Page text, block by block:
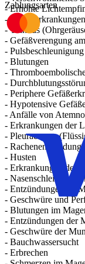
- Erhöhte
- Augenerkrankungen
- Tinnitus
- Gefäßverengung
- Pulsbeschleunigung
- Blutungen
-
-
- Periphere
- Hypotensive
- Anfälle von
- Erkrankungen der
- Pleuraerguss
- Rachenentzündung
- Husten
- Erkrankungen der
-
- Entzündungen im
- Geschwüre und
- Blutungen im
- Entzündungen der
- Geschwüre der
- Bauchwassersucht
- Erbrechen
Zahlungsarten